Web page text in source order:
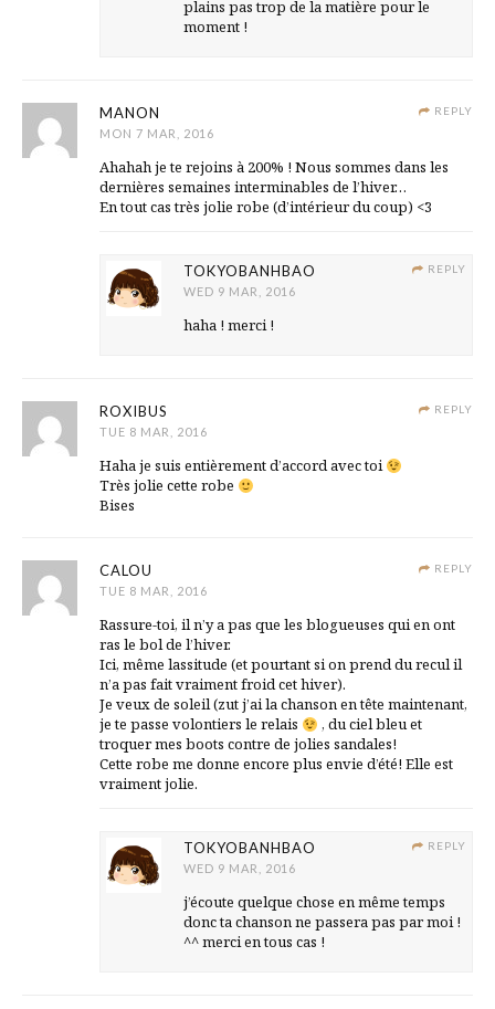
plains pas trop de la matière pour le
moment !
REPLY
MANON
MON 7 MAR, 2016
Ahahah je te rejoins à 200% ! Nous sommes dans les
dernières semaines interminables de l’hiver…
En tout cas très jolie robe (d’intérieur du coup) <3
REPLY
TOKYOBANHBAO
WED 9 MAR, 2016
haha ! merci !
REPLY
ROXIBUS
TUE 8 MAR, 2016
Haha je suis entièrement d’accord avec toi
Très jolie cette robe
Bises
REPLY
CALOU
TUE 8 MAR, 2016
Rassure-toi, il n’y a pas que les blogueuses qui en ont
ras le bol de l’hiver.
Ici, même lassitude (et pourtant si on prend du recul il
n’a pas fait vraiment froid cet hiver).
Je veux de soleil (zut j’ai la chanson en tête maintenant,
je te passe volontiers le relais
, du ciel bleu et
troquer mes boots contre de jolies sandales!
Cette robe me donne encore plus envie d’été! Elle est
vraiment jolie.
REPLY
TOKYOBANHBAO
WED 9 MAR, 2016
j’écoute quelque chose en même temps
donc ta chanson ne passera pas par moi !
^^ merci en tous cas !